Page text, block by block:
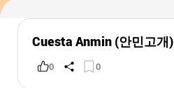
Cuesta Anmin (안민고개)
0 0